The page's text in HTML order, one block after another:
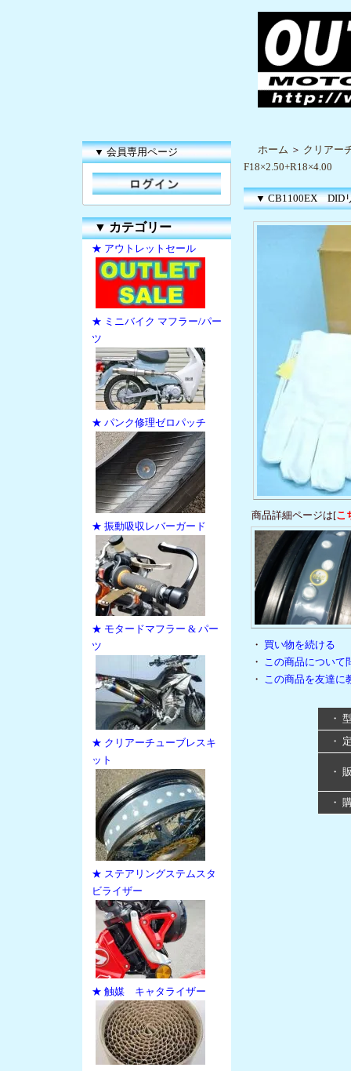
▼ 会員専用ページ
▼カテゴリー
★ アウトレットセール
★ ミニバイク マフラー/パー
ツ
★ パンク修理ゼロパッチ
★ 振動吸収レバーガード
★ モタードマフラー & パー
ツ
★ クリアーチューブレスキ
ット
★ ステアリングステムスタ
ビライザー
★ 触媒 キャタライザー
ホーム ＞ クリアー
F18×2.50+R18×4.00
▼ CB1100EX DID
商品詳細ページは[こ
・ 買い物を続ける
・
この商品について
・
この商品を友達に
・
・
・
・